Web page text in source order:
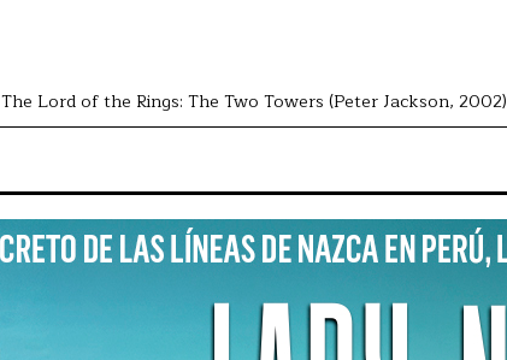
The Lord of the Rings: The Two Towers (Peter Jackson, 2002)